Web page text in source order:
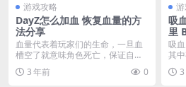
游戏攻略
DayZ怎么加血 恢复血量的方
法分享
血量代表着玩家们的生命，一旦血
槽空了就意味角色死亡，保证自己
的血量是游戏中最基本...
3 年前 0
吸
里
吸
其
恐